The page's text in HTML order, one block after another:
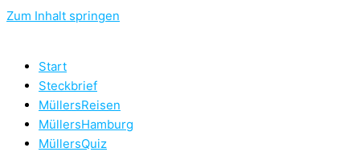
Zum Inhalt springen
Start
Steckbrief
MüllersReisen
MüllersHamburg
MüllersQuiz